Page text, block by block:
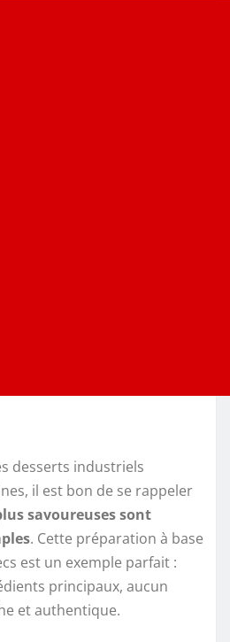
desserts industriels
il est bon de se rappeler
savoureuses sont
. Cette préparation à base
est un exemple parfait :
principaux, aucun
et authentique.